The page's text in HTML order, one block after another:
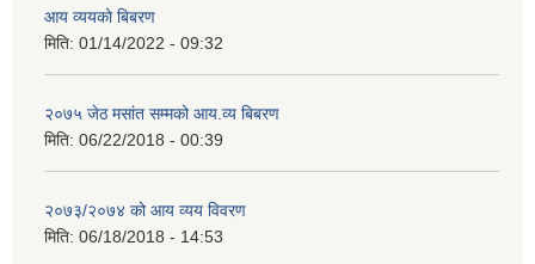
आय व्ययको बिबरण
मिति: 01/14/2022 - 09:32
२०७५ जेठ मसांत सम्मको आय.व्य बिबरण
मिति: 06/22/2018 - 00:39
२०७३/२०७४ को आय व्यय विवरण
मिति: 06/18/2018 - 14:53